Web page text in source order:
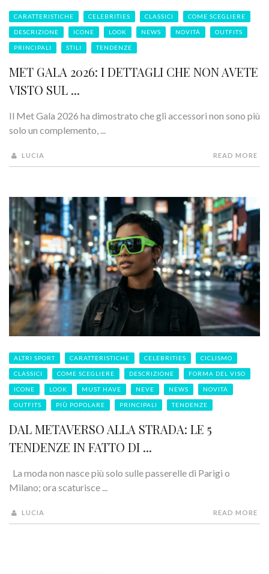
CARATTERISTICHE CELEBRITIES CLASSICI COME SCEGLIERE
DESCRIZIONE ICONE LOOK NEWS NOVITÁ OUTFITS
PRINCIPALI STILI TENDENZE
MET GALA 2026: I DETTAGLI CHE NON AVETE
VISTO SUL ...
Il Met Gala 2026 ha dimostrato che gli accessori non sono più
solo un complemento, ...
LUCIA READ MORE
ALTRI SPORT CARATTERISTICHE CELEBRITIES CICLISMO
CLASSICI COME SCEGLIERE DESCRIZIONE FORMA DEL VISO
ICONE LOOK MUST HAVE NEVE NEWS NOVITÁ
OUTFITS PIÙ POPOLARE PRINCIPALI TENDENZE
DAL METAVERSO ALLA STRADA: LE 5
TENDENZE IN FATTO DI ...
La moda non nasce più solo sulle passerelle di Parigi o
Milano; ora scaturisce ...
LUCIA READ MORE